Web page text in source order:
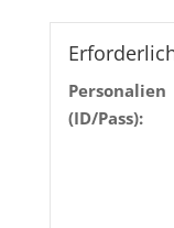
lr.
Menge
Personalien
(ID/Pass):